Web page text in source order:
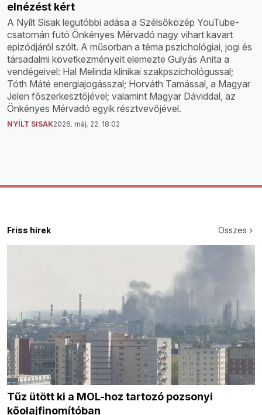
elnézést kért
A Nyílt Sisak legutóbbi adása a Szélsőközép YouTube-
csatornán futó Önkényes Mérvadó nagy vihart kavart
epizódjáról szólt. A műsorban a téma pszichológiai, jogi és
társadalmi következményeit elemezte Gulyás Anita a
vendégeivel: Hal Melinda klinikai szakpszichológussal;
Tóth Máté energiajogásszal; Horváth Tamással, a Magyar
Jelen főszerkesztőjével; valamint Magyar Dáviddal, az
Önkényes Mérvadó egyik résztvevőjével.
NYÍLT SISAK2026. máj. 22. 18:02
Friss hírek Összes
Tűz ütött ki a MOL-hoz tartozó pozsonyi
kőolajfinomítóban